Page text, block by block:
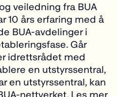
veiledning fra BUA
10 års erfaring med å
BUA-avdelinger i
Går
idrettsrådet med
en utstyrssentral,
en utstyrssentral, kan
nettverket. Les mer